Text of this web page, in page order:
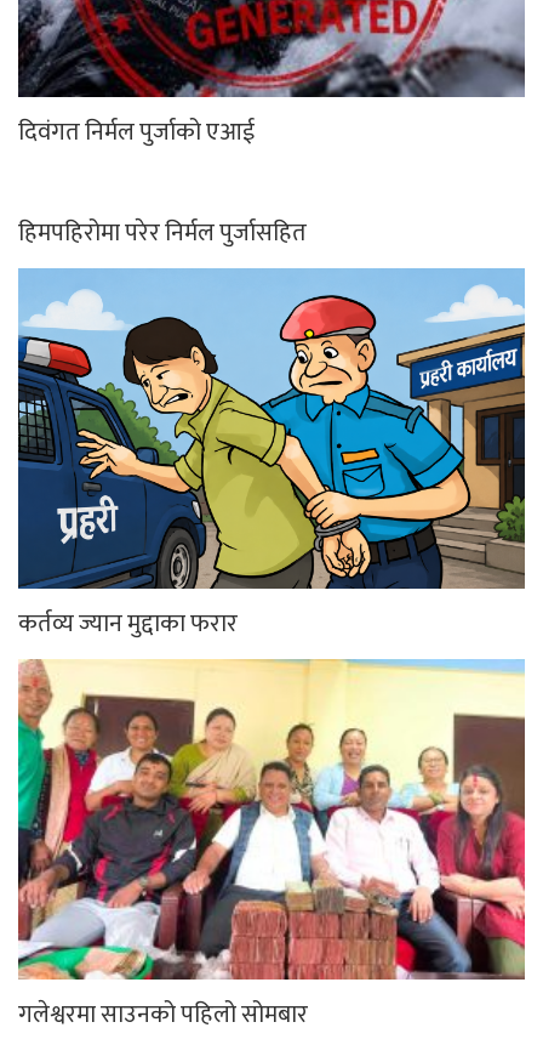
दिवंगत निर्मल पुर्जाको एआई
हिमपहिरोमा परेर निर्मल पुर्जासहित
कर्तव्य ज्यान मुद्दाका फरार
गलेश्वरमा साउनको पहिलो सोमबार